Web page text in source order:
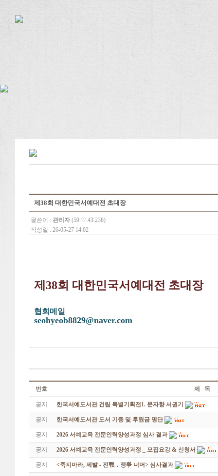
제38회 대한민국서예대전 초대장
글쓴이 : 관리자 (59.♡.43.238)
작성일 : 26-05-27 14:02
제38회 대한민국서예대전 초대장
협회메일
seohyeob8829@naver.com
번호 제 목
공지 한국서예도서관 건립 특별기획전1. 문자향 서권기
공지 한국서예도서관 도서 기증 및 후원금 명단
공지 2026 서예교육 전문인력양성과정 심사 결과
공지 2026 서예교육 전문인력양성과정 _ 모집요강 & 신청서
공지 <죽지마라, 제발 - 전戰 ․ 쟁爭 너머> 심사결과